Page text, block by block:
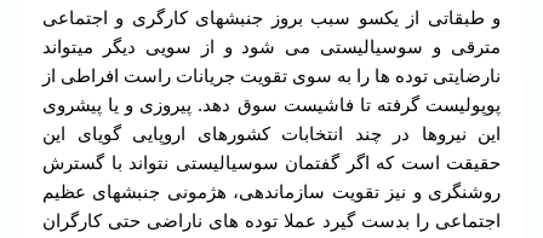
و طبقاتی از یکسو سبب بروز جنبشهای کارگری و اجتماعی
مترقی و سوسیالیستی می شود و از سویی دیگر میتواند
نارضایتی توده ها را به سوی تقویت جریانات راست افراطی از
پوپولیست گرفته تا فاشیست سوق دهد. پیروزی و یا پیشروی
این نیروها در چند انتخابات کشورهای اروپایی گویای این
حقیقت است که اگر گفتمان سوسیالیستی نتواند با گسترش
روشنگری و نیز تقویت سازماندهی، هژمونی جنبشهای عظیم
اجتماعی را بدست گیرد عملا توده های ناراضی حتی کارگران